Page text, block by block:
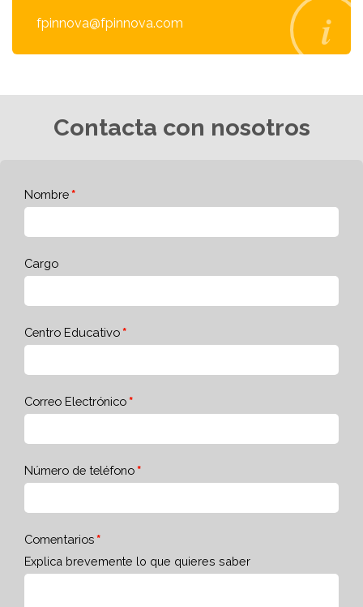
fpinnova@fpinnova.com
Contacta con nosotros
Nombre
Cargo
Centro Educativo
Correo Electrónico
Número de teléfono
Comentarios
Explica brevemente lo que quieres saber